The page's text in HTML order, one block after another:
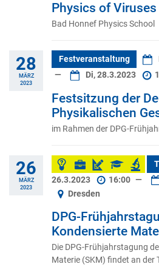
Physics of Viruses
Bad Honnef Physics School
28
MÄRZ
2023
Festveranstaltung
—
Di, 28.3.2023
Festsitzung der
Physikalischen
im Rahmen der DPG-
26
MÄRZ
2023
26.3.2023
16:00 —
Dresden
DPG-
Kondensierte
Die DPG-Frühjahrstagung
Materie (SKM) findet an der